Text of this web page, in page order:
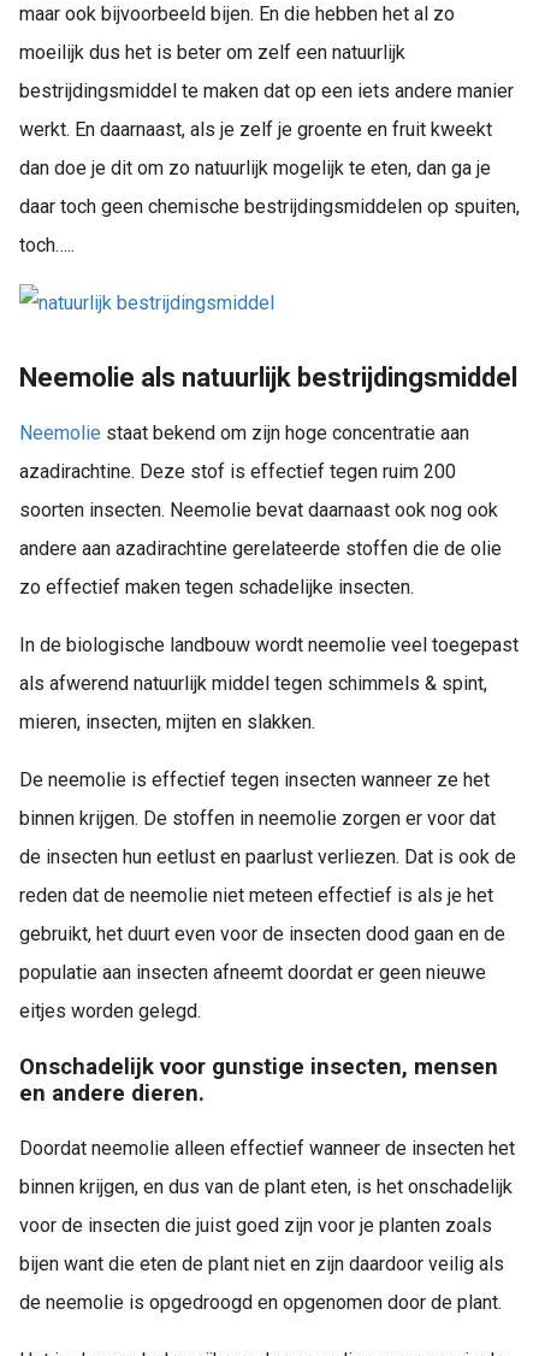
maar ook bijvoorbeeld bijen. En die hebben het al zo
moeilijk dus het is beter om zelf een natuurlijk
bestrijdingsmiddel te maken dat op een iets andere manier
werkt. En daarnaast, als je zelf je groente en fruit kweekt
dan doe je dit om zo natuurlijk mogelijk te eten, dan ga je
daar toch geen chemische bestrijdingsmiddelen op spuiten,
toch…..
Neemolie als natuurlijk bestrijdingsmiddel
Neemolie staat bekend om zijn hoge concentratie aan
azadirachtine. Deze stof is effectief tegen ruim 200
soorten insecten. Neemolie bevat daarnaast ook nog ook
andere aan azadirachtine gerelateerde stoffen die de olie
zo effectief maken tegen schadelijke insecten.
In de biologische landbouw wordt neemolie veel toegepast
als afwerend natuurlijk middel tegen schimmels & spint,
mieren, insecten, mijten en slakken.
De neemolie is effectief tegen insecten wanneer ze het
binnen krijgen. De stoffen in neemolie zorgen er voor dat
de insecten hun eetlust en paarlust verliezen. Dat is ook de
reden dat de neemolie niet meteen effectief is als je het
gebruikt, het duurt even voor de insecten dood gaan en de
populatie aan insecten afneemt doordat er geen nieuwe
eitjes worden gelegd.
Onschadelijk voor gunstige insecten, mensen
en andere dieren.
Doordat neemolie alleen effectief wanneer de insecten het
binnen krijgen, en dus van de plant eten, is het onschadelijk
voor de insecten die juist goed zijn voor je planten zoals
bijen want die eten de plant niet en zijn daardoor veilig als
de neemolie is opgedroogd en opgenomen door de plant.